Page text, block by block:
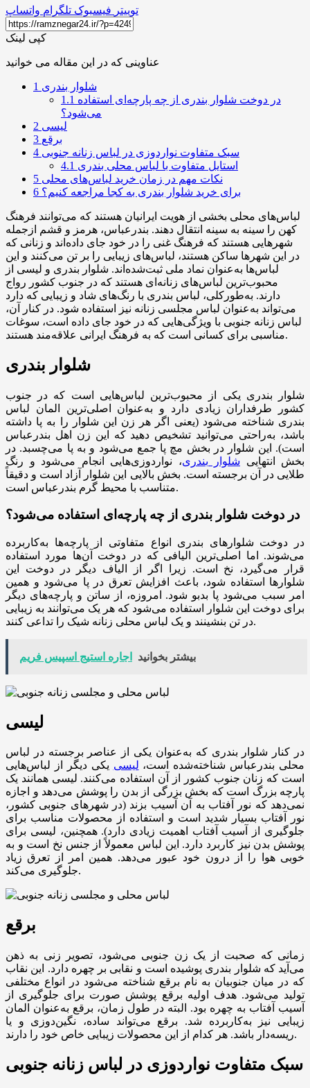
توییتر فیسبوک تلگرام واتساپ
کپی لینک
عناوینی که در این مقاله می خوانید
1 شلوار بندری
1.1
می‌شود؟
2 لیسی
3 برقع
4 سبک متفاوت نواردوزی در لباس زنانه جنوبی
4.1 استایل متفاوت با لباس محلی بندری
5 نکات مهم در زمان خرید لباس‌های محلی
6 برای خرید شلوار بندری به کجا مراجعه کنیم؟
لباس‌های محلی بخشی از هویت ایرانیان هستند که می‌توانند فرهنگ
کهن را سینه‌ به‌ سینه انتقال دهند. بندرعباس، هرمز و قشم ازجمله
شهرهایی هستند که فرهنگ غنی را در خود جای داده‌اند و زنانی که
در این شهرها ساکن هستند، لباس‌های زیبایی را بر تن می‌کنند و این
لباس‌ها به‌عنوان نماد ملی ثبت‌شده‌اند. شلوار بندری و لیسی از
محبوب‌ترین لباس‌های زنانه‌ای هستند که در جنوب کشور رواج
دارند. به‌طور‌کلی، لباس بندری با رنگ‌های شاد و زیبایی که دارد
می‌تواند به‌عنوان لباس مجلسی زنانه نیز استفاده شود. در کنار آن،
لباس زنانه جنوبی با ویژگی‌هایی که در خود جای داده است، سوغات
مناسبی برای کسانی است که به فرهنگ ایرانی علاقه‌مند هستند.
شلوار بندری
شلوار بندری یکی از محبوب‌ترین لباس‌هایی است که در جنوب
کشور طرفداران زیادی دارد و به‌عنوان اصلی‌ترین المان لباس
بندری شناخته می‌شود (یعنی اگر هر زن این شلوار را به پا داشته
باشد، به‌راحتی می‌توانید تشخیص دهید که این زن اهل بندرعباس
است). این شلوار در بخش مچ پا جمع می‌شود و به پا می‌چسبد. در
بخش انتهایی شلوار بندری، نواردوزی‌هایی انجام می‌شود و رنگ
طلایی در آن برجسته است. بخش بالایی این شلوار آزاد است و دقیقاً
متناسب با محیط گرم بندرعباس است.
در دوخت شلوار بندری از چه پارچه‌ای استفاده می‌شود؟
در دوخت شلوارهای بندری انواع متفاوتی از پارچه‌ها به‌کاربرده
می‌شوند. اما اصلی‌ترین الیافی که در دوخت آن‌ها مورد استفاده
قرار می‌گیرد، نخ است. زیرا اگر از الیاف دیگر در دوخت این
شلوارها استفاده شود، باعث افزایش تعرق در پا می‌شود و همین
امر سبب می‌شود پا بدبو شود. امروزه، از ساتن و پارچه‌های دیگر
برای دوخت این شلوار استفاده می‌شود که هر یک می‌توانند به زیبایی
در تن بنشینند و یک لباس محلی زنانه شیک را تداعی کنند.
بیشتر بخوانید اجاره استیج اسپیس فریم
لیسی
در کنار شلوار بندری که به‌عنوان یکی از عناصر برجسته در لباس
محلی بندرعباس شناخته‌شده است، لیسی یکی دیگر از لباس‌هایی
است که زنان جنوب کشور از آن استفاده می‌کنند. لیسی همانند یک
پارچه بزرگ است که بخش بزرگی از بدن را پوشش می‌دهد و اجازه
نمی‌دهد که نور آفتاب به آن آسیب بزند (در شهرهای جنوبی کشور،
نور آفتاب بسیار شدید است و استفاده از محصولات مناسب برای
جلوگیری از آسیب آفتاب اهمیت زیادی دارد). همچنین، لیسی برای
پوشش بدن نیز کاربرد دارد. این لباس معمولاً از جنس نخ است و به
خوبی هوا را از درون خود عبور می‌دهد. همین امر از تعرق زیاد
جلوگیری می‌کند.
برقع
زمانی که صحبت از یک زن جنوبی می‌شود، تصویر زنی به ذهن
می‌آید که شلوار بندری پوشیده است و نقابی بر چهره دارد. این نقاب
که در میان جنوبیان به نام برقع شناخته می‌شود در انواع مختلفی
تولید می‌شود. هدف اولیه برقع پوشش صورت برای جلوگیری از
آسیب آفتاب به چهره بود. البته در طول زمان، برقع به‌عنوان المان
زیبایی نیز به‌کاربرده شد. برقع می‌تواند ساده، نگین‌دوزی و یا
ریسه‌دار باشد. هر کدام از این محصولات زیبایی خاص خود را دارند.
سبک متفاوت نواردوزی در لباس زنانه جنوبی